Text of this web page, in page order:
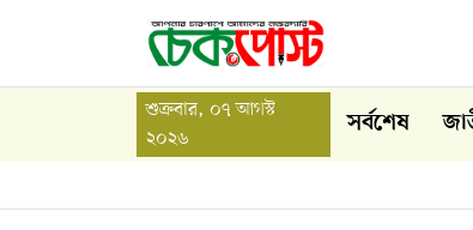
শুক্রবার, ০৭ আগস্ট
২০২৬
সর্বশেষ